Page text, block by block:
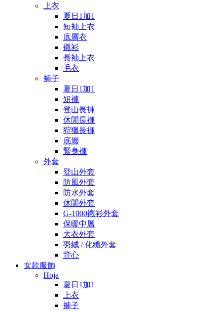
上衣
夏日1加1
短袖上衣
底層衣
襯衫
長袖上衣
毛衣
褲子
夏日1加1
短褲
登山長褲
休閒長褲
狩獵長褲
底層
緊身褲
外套
登山外套
防風外套
防水外套
休閒外套
G-1000襯衫外套
保暖中層
大衣外套
羽絨 / 化纖外套
背心
女款服飾
Hoja
夏日1加1
上衣
褲子